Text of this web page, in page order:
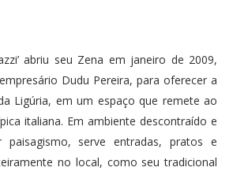
abriu seu Zena em janeiro de 2009,
Dudu Pereira, para oferecer a
Ligúria, em um espaço que remete ao
italiana. Em ambiente descontraído e
serve entradas, pratos e
no local, como seu tradicional